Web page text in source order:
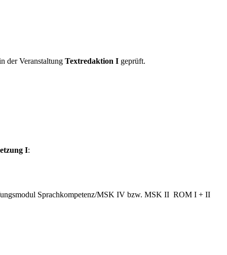
der Veranstaltung Textredaktion I geprüft.
I:
Sprachkompetenz/MSK IV bzw. MSK II ROM I + II